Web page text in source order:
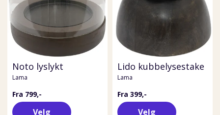
Noto lyslykt
Lama
Fra 799,-
Velg
Lido kubbelysestake
Lama
Fra 399,-
Velg